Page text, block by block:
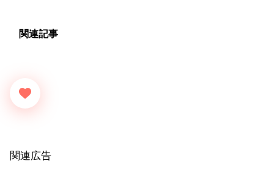
関連記事
関連広告